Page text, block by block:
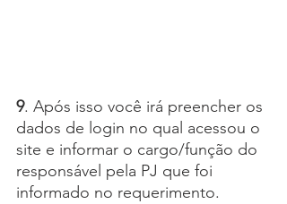
9. Após isso você irá preencher os
dados de login no qual acessou o
site e informar o cargo/função do
responsável pela PJ que foi
informado no requerimento.